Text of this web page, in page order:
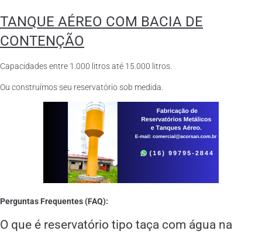
TANQUE AÉREO COM BACIA DE
CONTENÇÃO
Capacidades entre 1.000 litros até 15.000 litros.
Ou construímos seu reservatório sob medida.
Perguntas Frequentes (FAQ):
O que é reservatório tipo taça com água na